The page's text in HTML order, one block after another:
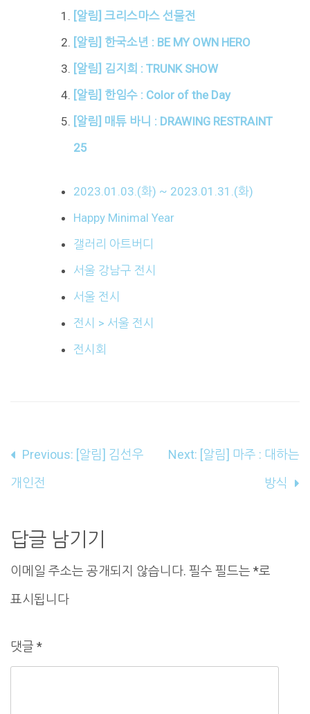
[알림] 크리스마스 선물전
[알림] 한국소년 : BE MY OWN HERO
[알림] 김지희 : TRUNK SHOW
[알림] 한임수 : Color of the Day
[알림] 매튜 바니 : DRAWING RESTRAINT
25
2023.01.03.(화) ~ 2023.01.31.(화)
Happy Minimal Year
갤러리 아트버디
서울 강남구 전시
서울 전시
전시 > 서울 전시
전시회
글
내
게
이
션
Previous: [알림] 김선우
개인전
Next: [알림] 마주 : 대하는
방식
답글 남기기
이메일 주소는 공개되지 않습니다. 필수 필드는 *로
표시됩니다
댓글 *